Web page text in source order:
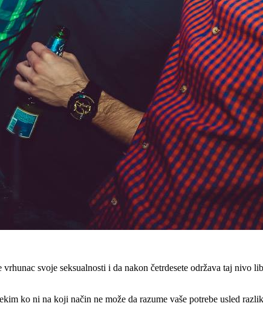
svoje seksualnosti i da nakon četrdesete održava taj nivo
ko ni na koji način ne može da razume vaše potrebe usled